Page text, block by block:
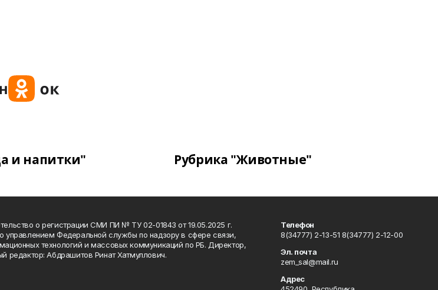
и напитки" Рубрика "Животные"
о регистрации СМИ ПИ № ТУ 02-01843 от 19.05.2025 г.
управлением Федеральной службы по надзору в сфере связи,
технологий и массовых коммуникаций по РБ. Директор,
редактор: Абдрашитов Ринат Хатмуллович.
Телефон
8(34777) 2-13-51 8(34777) 2-12-00
Эл. почта
zem_sal@mail.ru
Адрес